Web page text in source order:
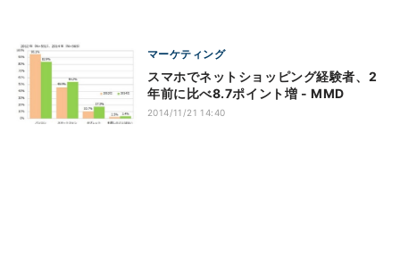
マーケティング
スマホでネットショッピング経験者、2
年前に比べ8.7ポイント増 - MMD
2014/11/21 14:40